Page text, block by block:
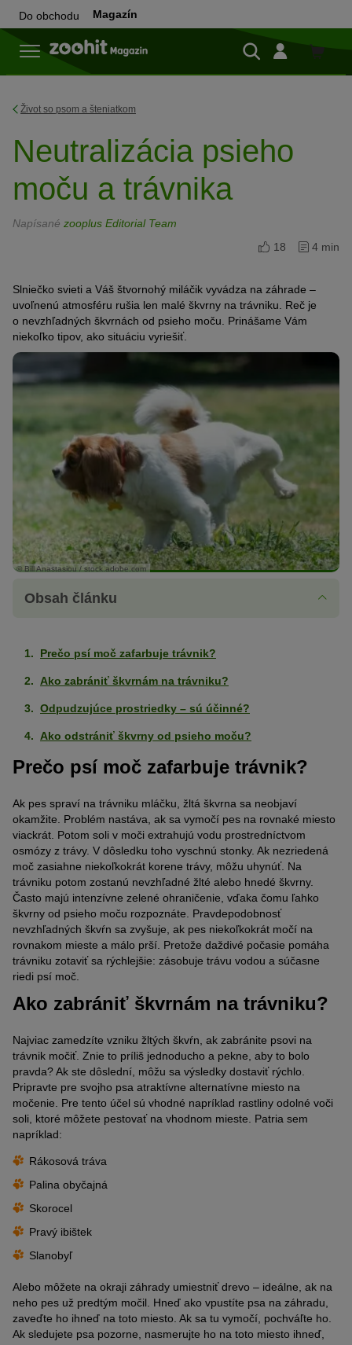
Do obchodu Magazín
Do
Život so psom a šteniatkom
Neutralizácia psieho
moču a trávnika
Napísané zooplus Editorial Team
18
4 min
Slniečko svieti a Váš štvornohý miláčik vyvádza na záhrade –
uvoľnenú atmosféru rušia len malé škvrny na trávniku. Reč je
o nevzhľadných škvrnách od psieho moču. Prinášame Vám
niekoľko tipov, ako situáciu vyriešiť.
© Bill Anastasiou / stock.adobe.com
Obsah článku
Prečo psí moč zafarbuje trávnik?
Ako zabrániť škvrnám na trávniku?
Odpudzujúce prostriedky – sú účinné?
Ako odstrániť škvrny od psieho moču?
Prečo psí moč zafarbuje trávnik?
Ak pes spraví na trávniku mláčku, žltá škvrna sa neobjaví
okamžite. Problém nastáva, ak sa vymočí pes na rovnaké miesto
viackrát. Potom soli v moči extrahujú vodu prostredníctvom
osmózy z trávy. V dôsledku toho vyschnú stonky. Ak nezriedená
moč zasiahne niekoľkokrát korene trávy, môžu uhynúť. Na
trávniku potom zostanú nevzhľadné žlté alebo hnedé škvrny.
Často majú intenzívne zelené ohraničenie, vďaka čomu ľahko
škvrny od psieho moču rozpoznáte. Pravdepodobnosť
nevzhľadných škvŕn sa zvyšuje, ak pes niekoľkokrát močí na
rovnakom mieste a málo prší. Pretože daždivé počasie pomáha
trávniku zotaviť sa rýchlejšie: zásobuje trávu vodou a súčasne
riedi psí moč.
Ako zabrániť škvrnám na trávniku?
Najviac zamedzíte vzniku žltých škvŕn, ak zabránite psovi na
trávnik močiť. Znie to príliš jednoducho a pekne, aby to bolo
pravda? Ak ste dôslední, môžu sa výsledky dostaviť rýchlo.
Pripravte pre svojho psa atraktívne alternatívne miesto na
močenie. Pre tento účel sú vhodné napríklad rastliny odolné voči
soli, ktoré môžete pestovať na vhodnom mieste. Patria sem
napríklad:
Rákosová tráva
Palina obyčajná
Skorocel
Pravý ibištek
Slanobyľ
Alebo môžete na okraji záhrady umiestniť drevo – ideálne, ak na
neho pes už predtým močil. Hneď ako vpustíte psa na záhradu,
zaveďte ho ihneď na toto miesto. Ak sa tu vymočí, pochváľte ho.
Ak sledujete psa pozorne, nasmerujte ho na toto miesto ihneď,